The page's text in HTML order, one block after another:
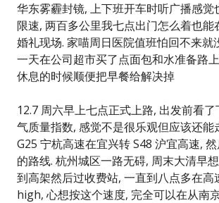
华东雾霾封镜, 上下班开车时听广播感觉
限速, 两百多公里我七点出门怎么着也能
婚礼现场. 家喵周日医院值班怕回不来就
一天在公司超市买了点面包和水准备路
休息的时候顺便把早餐给解决掉
12.7 周六早上七点正式上路, 出发前看
气质量指数, 感觉不是很乐观但应该还能
G25 宁杭高速在宜兴转 S48 沪宜高速,
的路线. 杭州城区一路无碍, 周末大清早
到高架然后过收费站, 一直到八点多在高
high, 心想按这个速度, 完全可以在从南